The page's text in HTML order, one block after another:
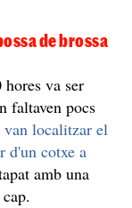
de brossa
va ser
faltaven pocs
van localitzar el
d'un cotxe a
amb una